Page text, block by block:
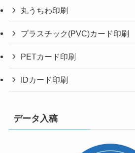
丸うちわ印刷
プラスチック(PVC)カード印刷
PETカード印刷
IDカード印刷
データ入稿